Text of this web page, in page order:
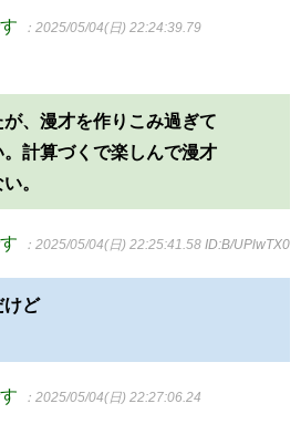
：2025/05/04(日) 22:24:39.79
、漫才を作りこみ過ぎて
計算づくで楽しんで漫才
。
：2025/05/04(日) 22:25:41.58 ID:B/UPlwTX0
けど
：2025/05/04(日) 22:27:06.24